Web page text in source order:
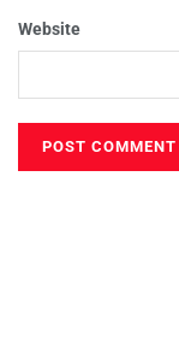
Website